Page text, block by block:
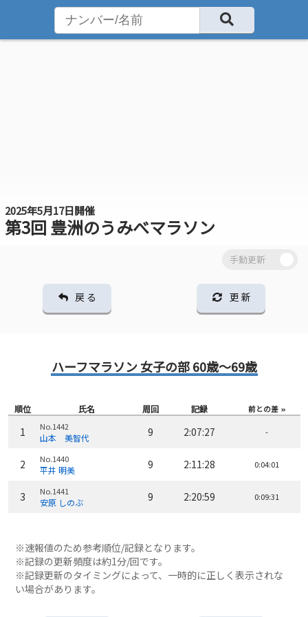
2025年5月17日開催
第3回 豊洲のうみべマラソン
戻 る 更 新
ハーフマラソン 女子の部 60歳～69歳
順位 氏名 周回 記録 前との差
1 No.1442
山本 美智代 9 2:07:27 -
2 No.1440
平井 明美 9 2:11:28 0:04:01
3 No.1441
安原 しのぶ 9 2:20:59 0:09:31
※速報値のため参考順位/記録となります。
※記録の更新頻度は約1分/回です。
※記録更新のタイミングによって、一時的に正しく表示されな
い場合があります。